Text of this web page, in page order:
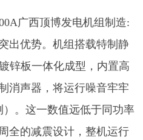
广西顶博发电机组制造:
出优势。机组搭载特制静
锌板一体化成型，内置高
消声器，将运行噪音牢牢
。这一数值远低于同功率
全的减震设计，整机运行